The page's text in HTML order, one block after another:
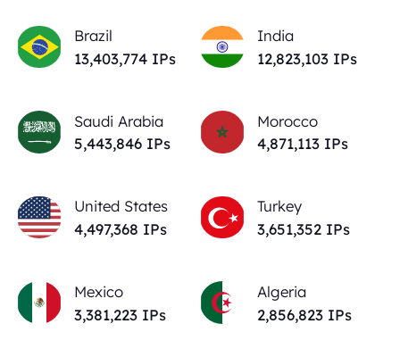
Brazil
13,403,774 IPs
India
12,823,103 IPs
Saudi Arabia
5,443,846 IPs
Morocco
4,871,113 IPs
United States
4,497,368 IPs
Turkey
3,651,352 IPs
Mexico
3,381,223 IPs
Algeria
2,856,823 IPs